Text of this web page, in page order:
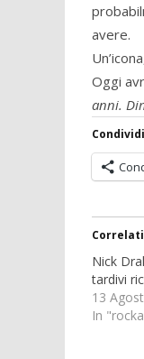
avere.
Oggi
anni.
Correlati
Nick
tardivi
13
In